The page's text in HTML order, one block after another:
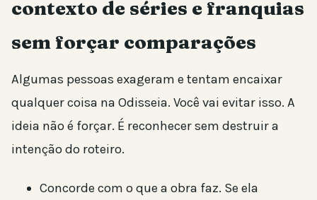
contexto de séries e franquias
sem forçar comparações
Algumas pessoas exageram e tentam encaixar
qualquer coisa na Odisseia. Você vai evitar isso. A
ideia não é forçar. É reconhecer sem destruir a
intenção do roteiro.
Concorde com o que a obra faz. Se ela